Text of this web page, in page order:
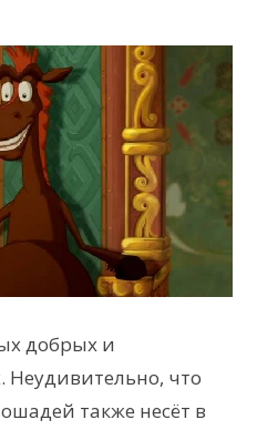
добрых и
что
также несёт в